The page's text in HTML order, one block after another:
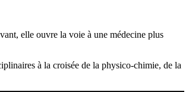
elle ouvre la voie à une médecine plus
à la croisée de la physico-chimie, de la